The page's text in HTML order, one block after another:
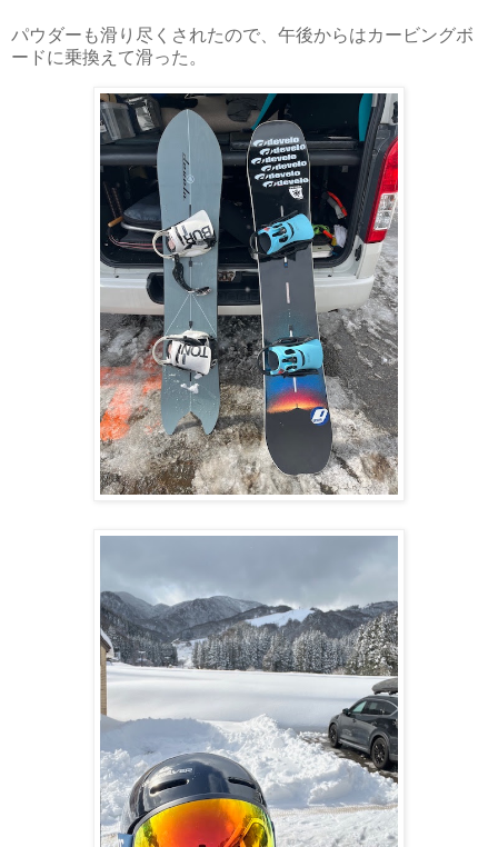
パウダーも滑り尽くされたので、午後からはカービングボ
ードに乗換えて滑った。